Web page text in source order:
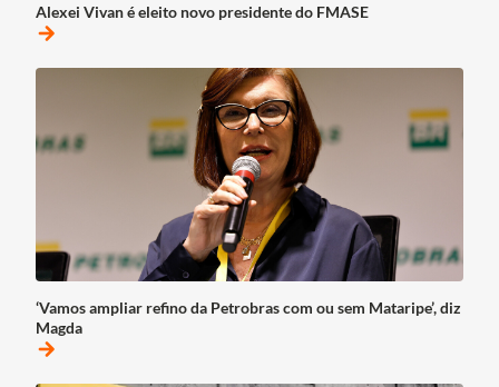
Alexei Vivan é eleito novo presidente do FMASE
arrow_forward
‘Vamos ampliar refino da Petrobras com ou sem Mataripe’, diz
Magda
arrow_forward